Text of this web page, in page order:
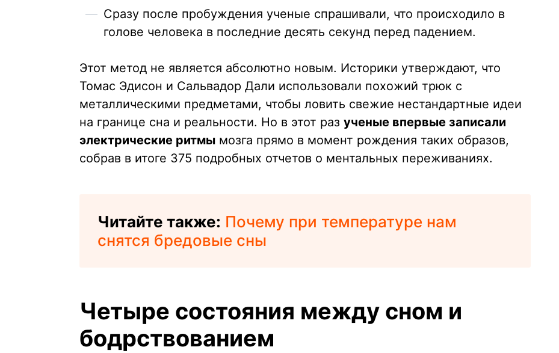
Сразу после пробуждения ученые спрашивали, что происходило в
голове человека в последние десять секунд перед падением.
Этот метод не является абсолютно новым. Историки утверждают, что
Томас Эдисон и Сальвадор Дали использовали похожий трюк с
металлическими предметами, чтобы ловить свежие нестандартные идеи
на границе сна и реальности. Но в этот раз ученые впервые записали
электрические ритмы мозга прямо в момент рождения таких образов,
собрав в итоге 375 подробных отчетов о ментальных переживаниях.
Читайте также: Почему при температуре нам
снятся бредовые сны
Четыре состояния между сном и
бодрствованием